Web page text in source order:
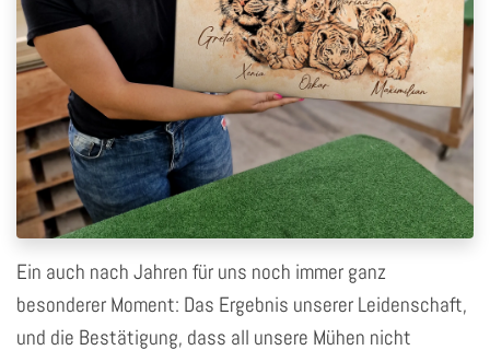
Ein auch nach Jahren für uns noch immer ganz
besonderer Moment: Das Ergebnis unserer Leidenschaft,
und die Bestätigung, dass all unsere Mühen nicht